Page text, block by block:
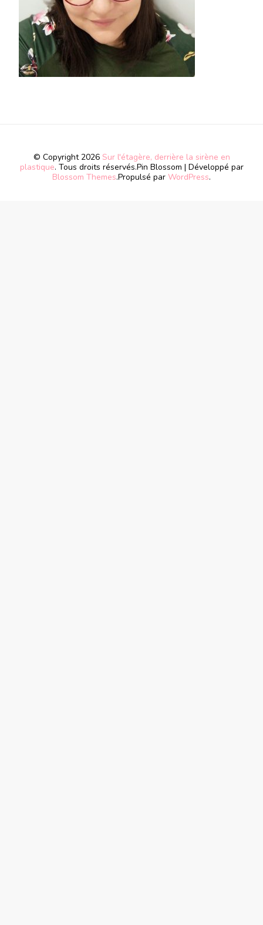
© Copyright 2026 Sur l'étagère, derrière la sirène en
plastique. Tous droits réservés.Pin Blossom | Développé par
Blossom Themes.Propulsé par WordPress.